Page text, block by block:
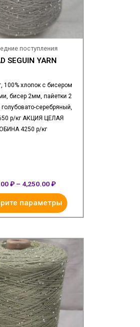
поступления
SEGUIN YARN
100% хлопок с бисером
бисер 2мм, пайетки 2
серебряный,
р/кг АКЦИЯ ЦЕЛАЯ
4250 р/кг
₽ – 4,250.00₽
параметры